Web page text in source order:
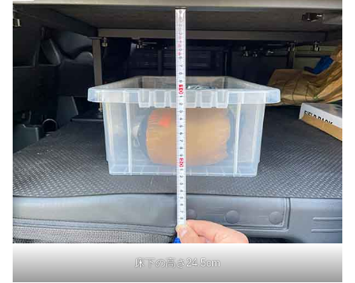
床下の高さ24.5cm